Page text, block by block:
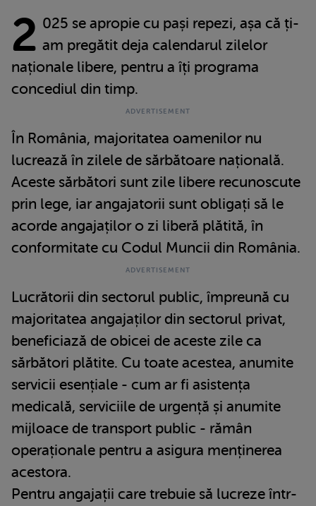
2 025 se apropie cu pași repezi, așa că ți-
am pregătit deja calendarul zilelor
naționale libere, pentru a îți programa
concediul din timp.
În România, majoritatea oamenilor nu
lucrează în zilele de sărbătoare națională.
Aceste sărbători sunt zile libere recunoscute
prin lege, iar angajatorii sunt obligați să le
acorde angajaților o zi liberă plătită, în
conformitate cu Codul Muncii din România.
Lucrătorii din sectorul public, împreună cu
majoritatea angajaților din sectorul privat,
beneficiază de obicei de aceste zile ca
sărbători plătite. Cu toate acestea, anumite
servicii esențiale - cum ar fi asistența
medicală, serviciile de urgență și anumite
mijloace de transport public - rămân
operaționale pentru a asigura menținerea
acestora.
Pentru angajații care trebuie să lucreze într-